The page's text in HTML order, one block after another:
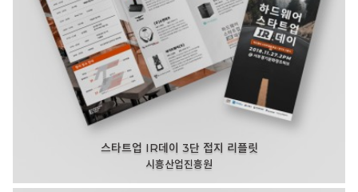
스타트업 IR데이 3단 접지 리플릿
시흥산업진흥원